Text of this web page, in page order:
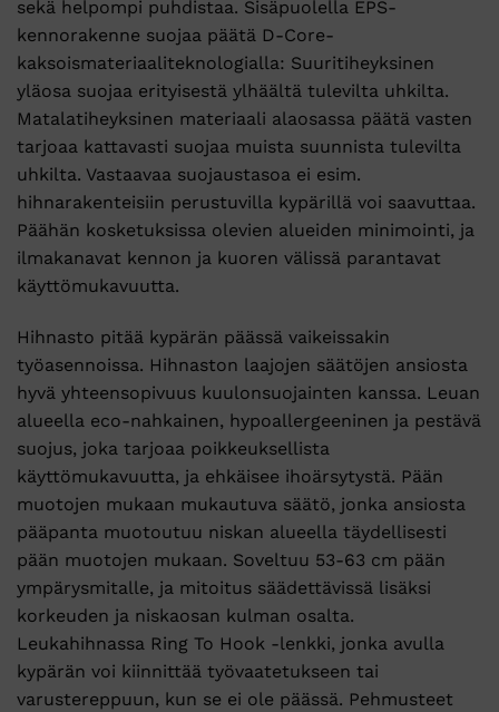
sekä helpompi puhdistaa. Sisäpuolella EPS-
kennorakenne suojaa päätä D-Core-
kaksoismateriaaliteknologialla: Suuritiheyksinen
yläosa suojaa erityisestä ylhäältä tulevilta uhkilta.
Matalatiheyksinen materiaali alaosassa päätä vasten
tarjoaa kattavasti suojaa muista suunnista tulevilta
uhkilta. Vastaavaa suojaustasoa ei esim.
hihnarakenteisiin perustuvilla kypärillä voi saavuttaa.
Päähän kosketuksissa olevien alueiden minimointi, ja
ilmakanavat kennon ja kuoren välissä parantavat
käyttömukavuutta.
Hihnasto pitää kypärän päässä vaikeissakin
työasennoissa. Hihnaston laajojen säätöjen ansiosta
hyvä yhteensopivuus kuulonsuojainten kanssa. Leuan
alueella eco-nahkainen, hypoallergeeninen ja pestävä
suojus, joka tarjoaa poikkeuksellista
käyttömukavuutta, ja ehkäisee ihoärsytystä. Pään
muotojen mukaan mukautuva säätö, jonka ansiosta
pääpanta muotoutuu niskan alueella täydellisesti
pään muotojen mukaan. Soveltuu 53-63 cm pään
ympärysmitalle, ja mitoitus säädettävissä lisäksi
korkeuden ja niskaosan kulman osalta.
Leukahihnassa Ring To Hook -lenkki, jonka avulla
kypärän voi kiinnittää työvaatetukseen tai
varustereppuun, kun se ei ole päässä. Pehmusteet